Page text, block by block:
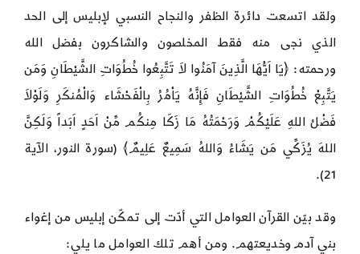
ولقد اتسعت دائرة الظفر والنجاح النسبي لإبليس إلى الحد
الذي نجى منه فقط المخلصون والشاكرون بفضل الله
ورحمته: ﴿يَا اَيُّهَا الَّذِينَ آمَنُوا لاَ تَتَّبِعُوا خُطُوَاتِ الشَّيْطَانِ وَمَن
يَتَّبِعْ خُطُوَاتِ الشَّيْطَانِ فَإِنَّهُ يَاْمُرُ بِالْفَحْشَاء وَالْمُنكَرِ وَلَوْلاَ
فَضْلُ اللهِ عَلَيْكُمْ وَرَحْمَتُهُ مَا زَكَا مِنكُم مِّنْ اَحَدٍ اَبَداً وَلَكِنَّ
اللهَ يُزَكِّي مَن يَشَاءُ وَاللهُ سَمِيعٌ عَلِيمٌ﴾ (سورة النور، الآية
21).
وقد بيّن القرآن العوامل التي أدّت إلى تمكّن إبليس من إغواء
بني آدم وخديعتهم. ومن أهم تلك العوامل ما يلي: